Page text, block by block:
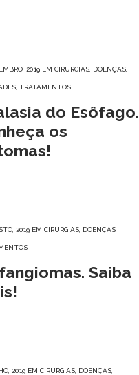
2019 EM CIRURGIAS DOENÇAS
TRATAMENTOS
do Esôfago.
os
2019 EM CIRURGIAS DOENÇAS
Saiba
2019 EM CIRURGIAS DOENÇAS